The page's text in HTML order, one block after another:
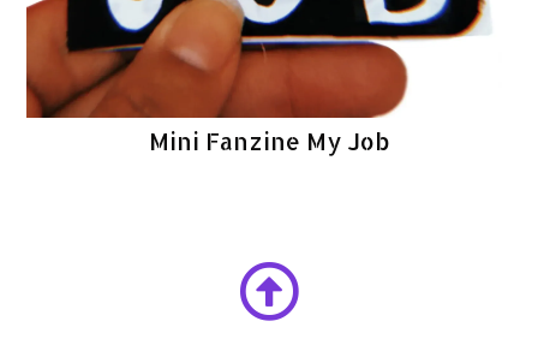
Mini Fanzine My Job